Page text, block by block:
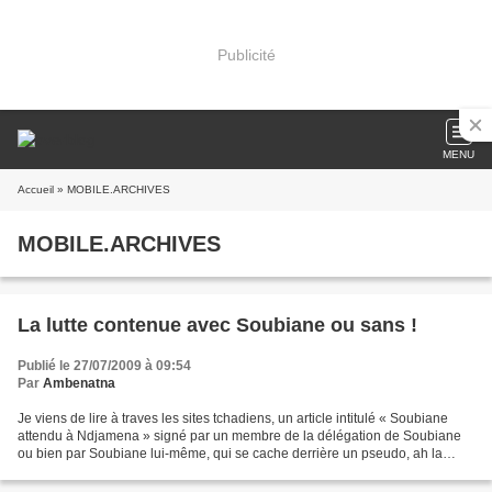
Publicité
MENU
Accueil » MOBILE.ARCHIVES
MOBILE.ARCHIVES
La lutte contenue avec Soubiane ou sans !
Publié le 27/07/2009 à 09:54
Par Ambenatna
Je viens de lire à traves les sites tchadiens, un article intitulé « Soubiane
attendu à Ndjamena » signé par un membre de la délégation de Soubiane
ou bien par Soubiane lui-même, qui se cache derrière un pseudo, ah la